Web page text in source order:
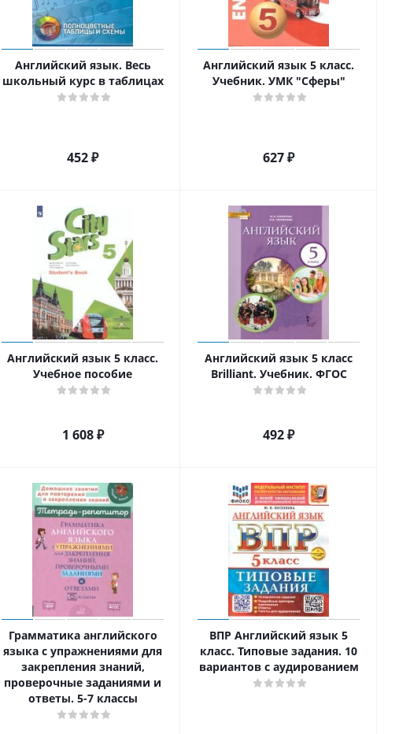
Английский язык. Весь
школьный курс в таблицах
452₽
Английский язык 5 класс.
Учебник. УМК "Сферы"
627₽
Английский язык 5 класс.
Учебное пособие
1 608₽
Английский язык 5 класс
Brilliant. Учебник. ФГОС
492₽
Грамматика английского
языка с упражнениями для
закрепления знаний,
проверочные заданиями и
ответы. 5-7 классы
ВПР Английский язык 5
класс. Типовые задания. 10
вариантов с аудированием